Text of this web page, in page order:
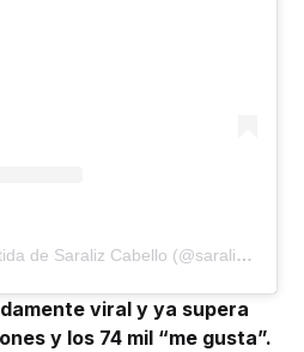
Una publicación compartida de Saraliz Cabello (@saralizcabello)
viral y ya supera
y los 74 mil “me gusta”.